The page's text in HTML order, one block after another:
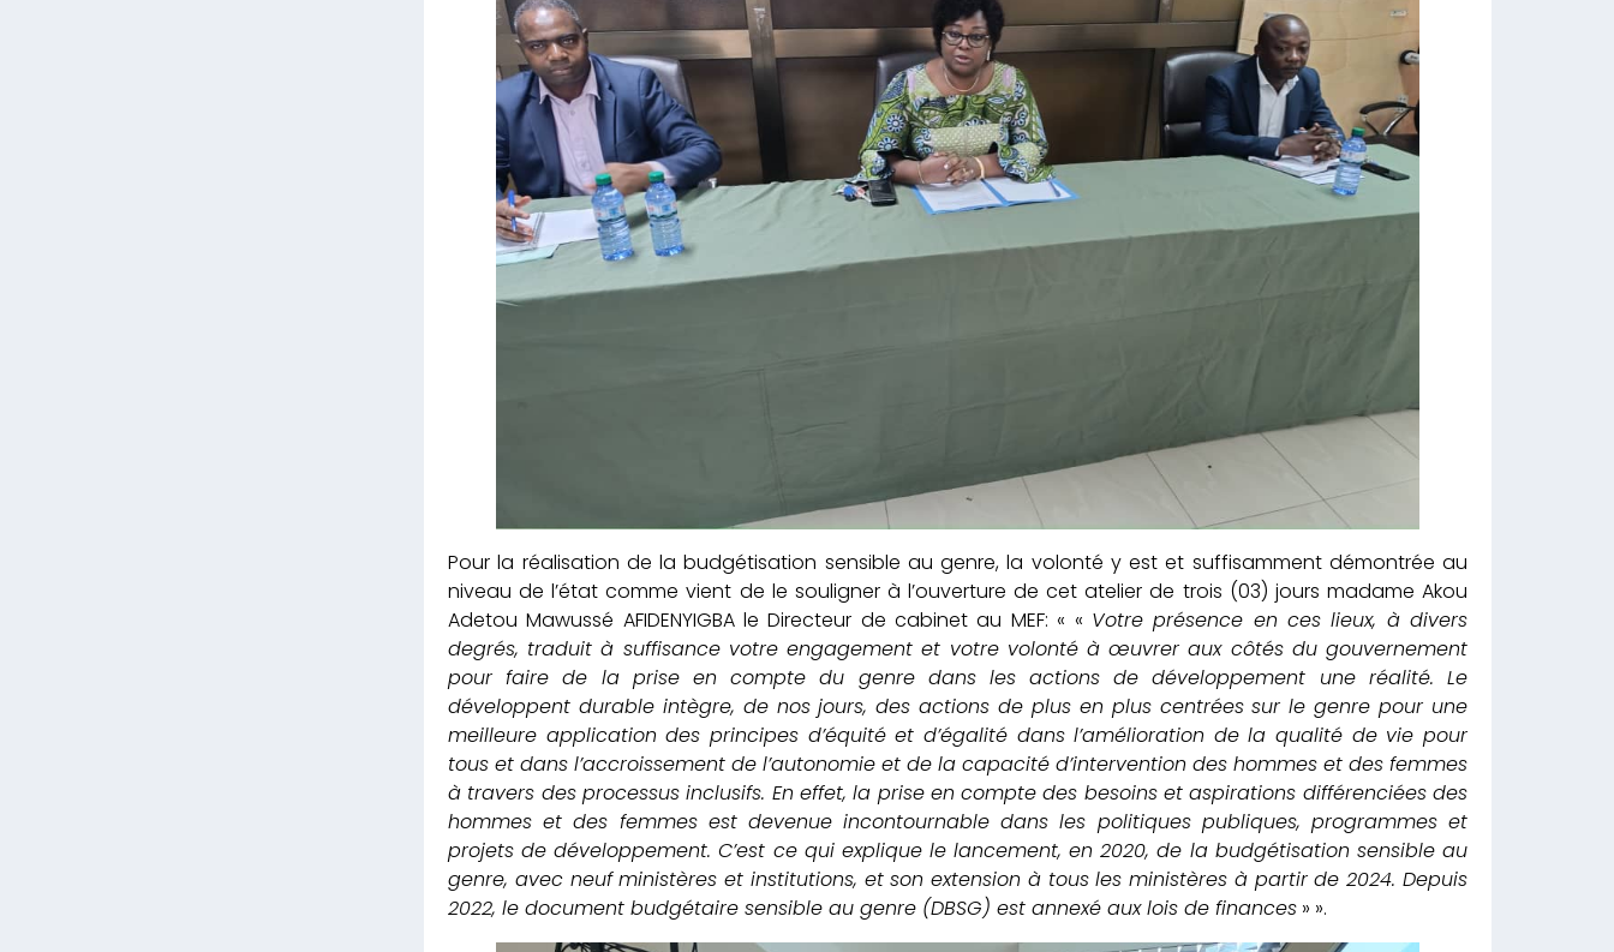
Pour la réalisation de la budgétisation sensible au genre, la volonté y est et suffisamment démontrée au
niveau de l’état comme vient de le souligner à l’ouverture de cet atelier de trois (03) jours madame Akou
Adetou Mawussé AFIDENYIGBA le Directeur de cabinet au MEF: « « Votre présence en ces lieux, à divers
degrés, traduit à suffisance votre engagement et votre volonté à œuvrer aux côtés du gouvernement
pour faire de la prise en compte du genre dans les actions de développement une réalité. Le
développent durable intègre, de nos jours, des actions de plus en plus centrées sur le genre pour une
meilleure application des principes d’équité et d’égalité dans l’amélioration de la qualité de vie pour
tous et dans l’accroissement de l’autonomie et de la capacité d’intervention des hommes et des femmes
à travers des processus inclusifs. En effet, la prise en compte des besoins et aspirations différenciées des
hommes et des femmes est devenue incontournable dans les politiques publiques, programmes et
projets de développement. C’est ce qui explique le lancement, en 2020, de la budgétisation sensible au
genre, avec neuf ministères et institutions, et son extension à tous les ministères à partir de 2024. Depuis
2022, le document budgétaire sensible au genre (DBSG) est annexé aux lois de finances » ».